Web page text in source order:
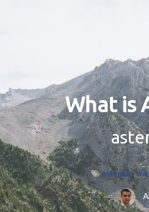
What is
asterisk